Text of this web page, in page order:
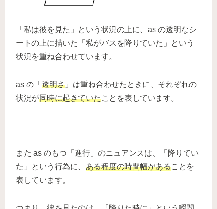
「私は彼を見た」という状況の上に、as の透明なシ
ートの上に描いた「私がバスを降りていた」という
状況を重ね合わせています。
as の「 透明さ 」は重ね合わせたときに、それぞれの
状況が同時に起きていたことを表しています。
また as のもつ「進行」のニュアンスは、「降りてい
た」という行為に、 ある程度の時間幅があることを
表しています。